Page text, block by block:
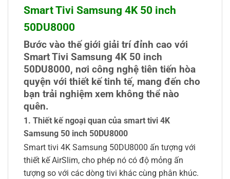
Smart Tivi Samsung 4K 50 inch
50DU8000
Bước vào thế giới giải trí đỉnh cao với
Smart Tivi Samsung 4K 50 inch
50DU8000, nơi công nghệ tiên tiến hòa
quyện với thiết kế tinh tế, mang đến cho
bạn trải nghiệm xem không thể nào
quên.
1. Thiết kế ngoại quan của smart tivi 4K
Samsung 50 inch 50DU8000
Smart tivi 4K Samsung 50DU8000 ấn tượng với
thiết kế AirSlim, cho phép nó có độ mỏng ấn
tượng so với các dòng tivi khác cùng phân khúc.